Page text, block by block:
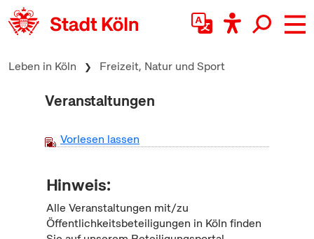
zum Inhalt springen
Leben in Köln Freizeit, Natur und Sport
Veranstaltungen
Vorlesen lassen
Hinweis:
Alle Veranstaltungen mit/zu
Öffentlichkeitsbeteiligungen in Köln finden